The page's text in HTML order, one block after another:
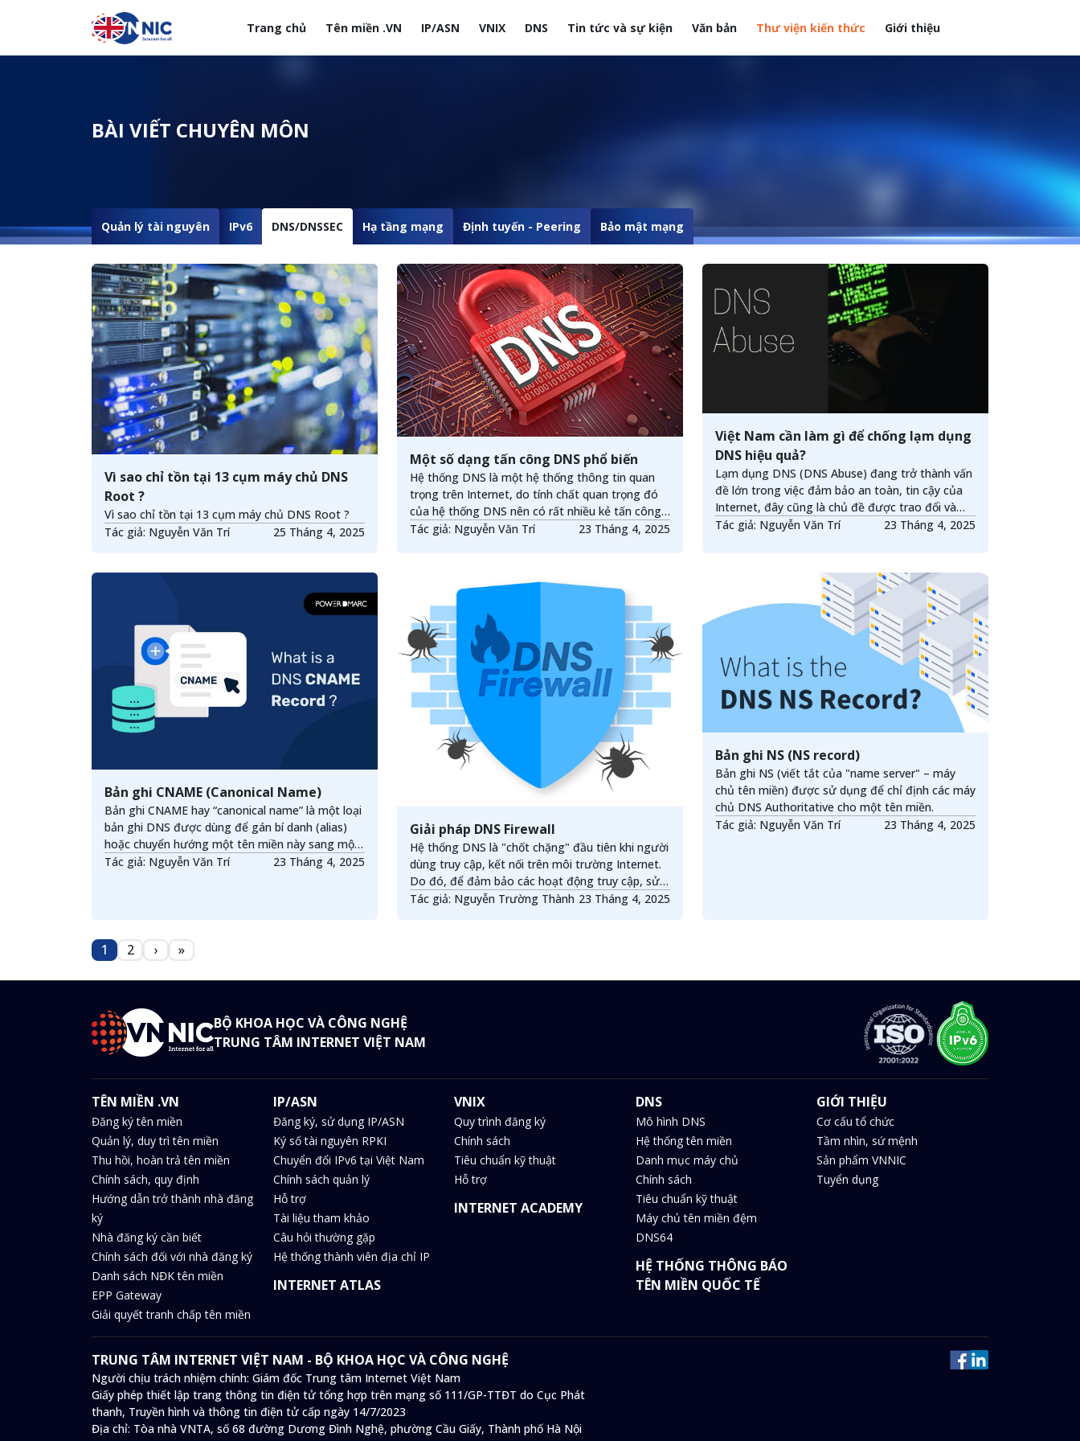
Nhảy đến nội dung
Trang chủ Tên miền .VN IP/ASN VNIX DNS Tin tức và sự kiện Văn bản Thư viện kiến thức Giới thiệu
Menuheader của website
BÀI VIẾT CHUYÊN MÔN
Quản lý tài nguyên IPv6 DNS/DNSSEC Hạ tầng mạng Định tuyến - Peering Bảo mật mạng
Vì sao chỉ tồn tại 13 cụm máy chủ DNS
Root ?
Vì sao chỉ tồn tại 13 cụm máy chủ DNS Root ?
Tác giả: Nguyễn Văn Trí
25 Tháng 4, 2025
Một số dạng tấn công DNS phổ biến
Hệ thống DNS là một hệ thống thông tin quan
trọng trên Internet, do tính chất quan trọng đó
của hệ thống DNS nên có rất nhiều kẻ tấn công
và sử dụng các phương thức tấn công đa dạng,
hưởng rất lớn đối với các dịch vụ khác trên
Internet và người dùng.
Tác giả: Nguyễn Văn Trí 23 Tháng 4, 2025
Việt Nam cần làm gì để chống lạm dụng
DNS hiệu quả?
Lạm dụng DNS (DNS Abuse) đang trở thành vấn
đề lớn trong việc đảm bảo an toàn, tin cậy của
Internet, đây cũng là chủ đề được trao đổi và
thảo luận nhiều trong các kỳ họp toàn cầu của
Internet an toàn, bền vững, ...
Tác giả: Nguyễn Văn Trí 23 Tháng 4, 2025
Bản ghi CNAME (Canonical Name)
Bản ghi CNAME hay “canonical name” là một loại
bản ghi DNS được dùng để gán bí danh (alias)
hoặc chuyển hướng một tên miền này sang một
tên miền khác.Tác giả: Nguyễn Văn Trí 23 Tháng 4, 2025
Giải pháp DNS Firewall
Hệ thống DNS là "chốt chặng" đầu tiên khi người
dùng truy cập, kết nối trên môi trường Internet.
Do đó, để đảm bảo các hoạt động truy cập, sử
dụng các dịch vụ trên Internet một cách an toàn,
Tác giả: Nguyễn Trường Thành 23 Tháng 4, 2025
Bản ghi NS (NS record)
Bản ghi NS (viết tắt của "name server" – máy
chủ tên miền) được sử dụng để chỉ định các máy
chủ DNS Authoritative cho một tên miền.
Tác giả: Nguyễn Văn Trí
23 Tháng 4, 2025
Pagination
Trang
1 Trang
2 Next page
› Last page
»
BỘ KHOA HỌC VÀ CÔNG NGHỆ
TRUNG TÂM INTERNET VIỆT NAM
TÊN MIỀN .VN
Đăng ký tên miền
Quản lý, duy trì tên miền
Thu hồi, hoàn trả tên miền
Chính sách, quy định
Hướng dẫn trở thành nhà đăng
ký
Nhà đăng ký cần biết
Chính sách đối với nhà đăng ký
Danh sách NĐK tên miền
EPP Gateway
Giải quyết tranh chấp tên miền
IP/ASN
Đăng ký, sử dụng IP/ASN
Ký số tài nguyên RPKI
Chuyển đổi IPv6 tại Việt Nam
Chính sách quản lý
Hỗ trợ
Tài liệu tham khảo
Câu hỏi thường gặp
Hệ thống thành viên địa chỉ IP
INTERNET ATLAS
VNIX
Quy trình đăng ký
Chính sách
Tiêu chuẩn kỹ thuật
Hỗ trợ
INTERNET ACADEMY
DNS
Mô hình DNS
Hệ thống tên miền
Danh mục máy chủ
Chính sách
Tiêu chuẩn kỹ thuật
Máy chủ tên miền đệm
DNS64
HỆ THỐNG THÔNG BÁO
TÊN MIỀN QUỐC TẾ
GIỚI THIỆU
Cơ cấu tổ chức
Tầm nhìn, sứ mệnh
Sản phẩm VNNIC
Tuyển dụng
TRUNG TÂM INTERNET VIỆT NAM - BỘ KHOA HỌC VÀ CÔNG NGHỆ
Người chịu trách nhiệm chính: Giám đốc Trung tâm Internet Việt Nam
Giấy phép thiết lập trang thông tin điện tử tổng hợp trên mạng số 111/GP-TTĐT do Cục Phát
thanh, Truyền hình và thông tin điện tử cấp ngày 14/7/2023
Địa chỉ: Tòa nhà VNTA, số 68 đường Dương Đình Nghệ, phường Cầu Giấy, Thành phố Hà Nội